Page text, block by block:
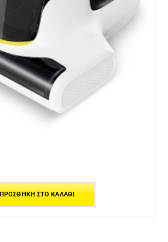
ΠΡΟΣΘΉΚΗ ΣΤΟ ΚΑΛΆΘΙ